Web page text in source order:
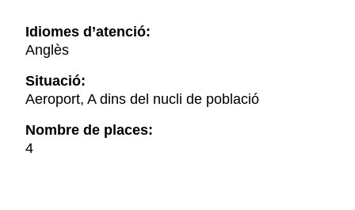
Idiomes d’atenció:
Anglès
Situació:
Aeroport, A dins del nucli de població
Nombre de places:
4